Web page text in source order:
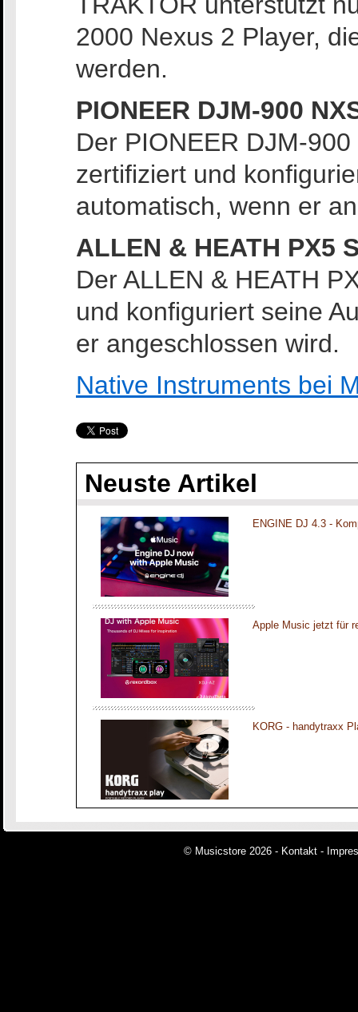
2000 Nexus 2 Player,
werden.
PIONEER DJM-900
Der PIONEER DJM-
zertifiziert und
automatisch, wenn er
ALLEN & HEATH PX5
Der ALLEN & HEATH
und konfiguriert seine
er angeschlossen wird.
Native Instruments bei
Neuste Artikel
ENGINE DJ 4.3 -
Apple Music jetzt für
KORG - handytraxx
© Musicstore 2026 - Kontakt -